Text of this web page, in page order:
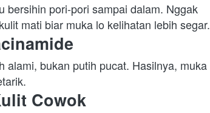
bersihin pori-pori sampai dalam. Nggak
mati biar muka lo kelihatan lebih segar.
alami, bukan putih pucat. Hasilnya, muka
Cowok